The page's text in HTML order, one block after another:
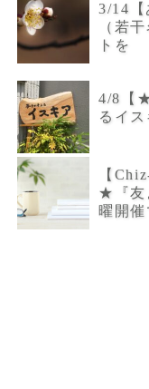
3/14【
（若
トを
4/8【
るイ
【
★『友
曜開催